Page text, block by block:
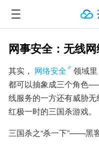
网事安全：无线
其实， 网络安全
领域
都可以抽象成三个角色
线服务的一方还有威胁
红极一时的三国杀游戏。
三国杀之“杀一下”——黑